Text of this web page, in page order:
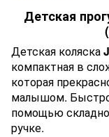
Детская
Детская коляска
компактная в
которая
малышом.
помощью
ручке.